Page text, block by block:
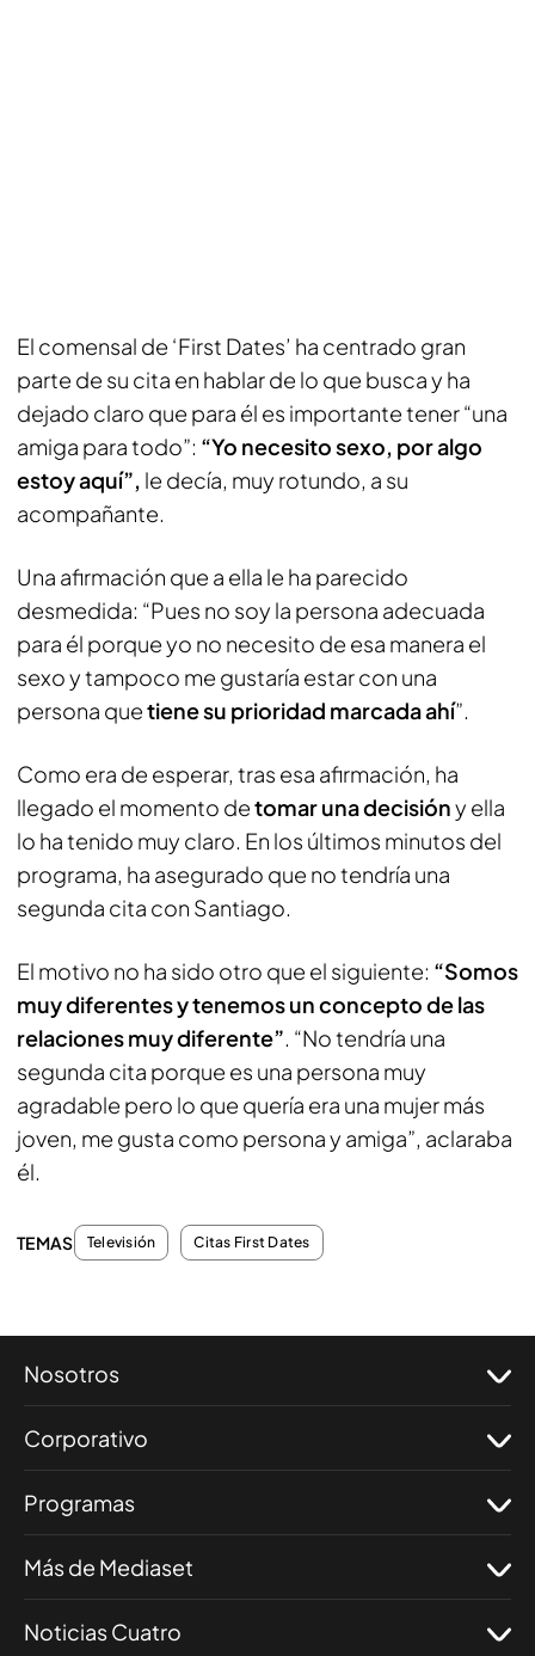
El comensal de ‘First Dates’ ha centrado gran
parte de su cita en hablar de lo que busca y ha
dejado claro que para él es importante tener “una
amiga para todo”: “Yo necesito sexo, por algo
estoy aquí”, le decía, muy rotundo, a su
acompañante.
Una afirmación que a ella le ha parecido
desmedida: “Pues no soy la persona adecuada
para él porque yo no necesito de esa manera el
sexo y tampoco me gustaría estar con una
persona quetiene su prioridad marcada ahí”.
Como era de esperar, tras esa afirmación, ha
llegado el momento detomar una decisióny ella
lo ha tenido muy claro. En los últimos minutos del
programa, ha asegurado que no tendría una
segunda cita con Santiago.
El motivo no ha sido otro que el siguiente: “Somos
muy diferentes y tenemos un concepto de las
relaciones muy diferente”. “No tendría una
segunda cita porque es una persona muy
agradable pero lo que quería era una mujer más
joven, me gusta como persona y amiga”, aclaraba
él.
TEMAS Televisión Citas First Dates
Nosotros
Corporativo
Programas
Más de Mediaset
Noticias Cuatro